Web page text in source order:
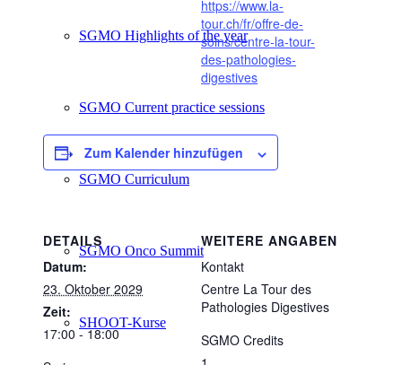
SGMO Highlights of the year
SGMO Current practice sessions
SGMO Curriculum
SGMO Onco Summit
SHOOT-Kurse
https://www.la-
tour.ch/fr/offre-de-
soins/centre-la-tour-
des-pathologies-
digestives
Zum Kalender hinzufügen
DETAILS
Datum:
23. Oktober 2029
Zeit:
17:00 - 18:00
WEITERE ANGABEN
Kontakt
Centre La Tour des
Pathologies Digestives
SGMO Credits